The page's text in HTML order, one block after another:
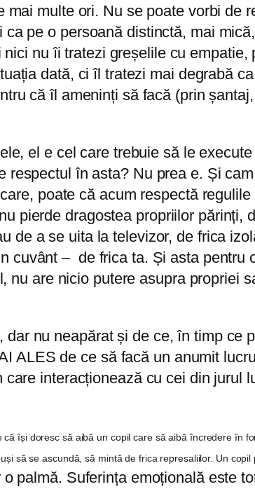
multe ori. Nu se poate vorbi de
pe o persoană distinctă, mai
nu îi tratezi greșelile cu empatie,
dată, ci îl tratezi mai degrabă
că îl ameninți să facă (prin
el e cel care trebuie să le
în asta? Nu prea e. Și
poate că acum respectă
pierde dragostea propriilor părinți,
de a se uita la televizor, de frica
cuvânt – de frica ta. Și asta pentru
nu are nicio putere asupra propriei
nu neapărat și de ce, în timp ce
ALES de ce să facă un anumit
interacționează cu cei din jurul
își doresc să aibă un copil care să aibă încredere în
să se ascundă, să mintă de frica represaliilor. Un
palmă. Suferința emoțională este